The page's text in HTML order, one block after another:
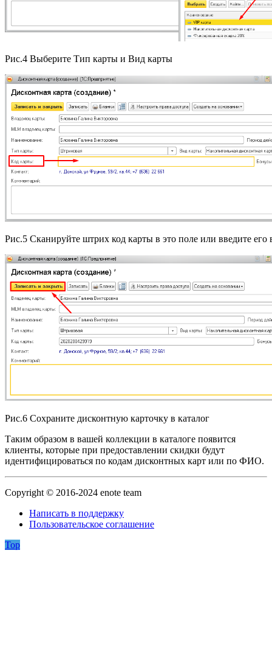
Рис.4 Выберите Тип карты и Вид карты
Рис.5 Сканируйте штрих код карты в это поле или введите его
Рис.6 Сохраните дисконтную карточку в каталог
Таким образом в вашей коллекции в каталоге появится
клиенты, которые при предоставлении скидки будут
идентифицироваться по кодам дисконтных карт или по ФИО.
Copyright © 2016-2024 enote team
Написать в поддержку
Пользовательское соглашение
Top